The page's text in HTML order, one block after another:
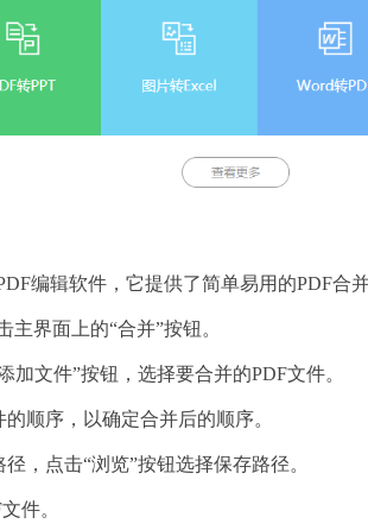
编辑软件，它提供了简单易用的PDF合
主界面上的“合并”按钮。
加文件”按钮，选择要合并的PDF文件。
顺序，以确定合并后的顺序。
，点击“浏览”按钮选择保存路径。
件。